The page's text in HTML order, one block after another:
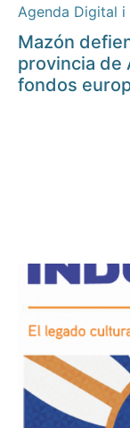
Agenda Digital i
Mazón
provincia de
fondos